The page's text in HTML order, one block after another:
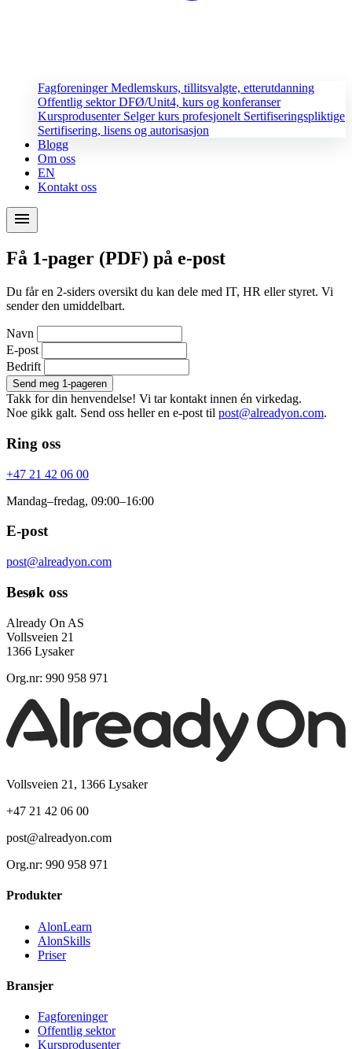
FagforeningerMedlemskurs, tillitsvalgte, etterutdanning
Offentlig sektorDFØ/Unit4, kurs og konferanser
Kursprodusenter Selger kurs profesjonelt Sertifiseringspliktige
Sertifisering, lisens og autorisasjon
Blogg
Om oss
EN
Kontakt oss
menu
Få 1-pager (PDF) på e-post
Du får en 2-siders oversikt du kan dele med IT, HR eller styret. Vi
sender den umiddelbart.
Navn
E-post
Bedrift
Send meg 1-pageren
Takk for din henvendelse! Vi tar kontakt innen én virkedag.
Noe gikk galt. Send oss heller en e-post til post@alreadyon.com.
Ring oss
+47 21 42 06 00
Mandag–fredag, 09:00–16:00
E-post
post@alreadyon.com
Besøk oss
Already On AS
Vollsveien 21
1366 Lysaker
Org.nr: 990 958 971
Vollsveien 21, 1366 Lysaker
+47 21 42 06 00
post@alreadyon.com
Org.nr: 990 958 971
Produkter
AlonLearn
AlonSkills
Priser
Bransjer
Fagforeninger
Offentlig sektor
Kursprodusenter